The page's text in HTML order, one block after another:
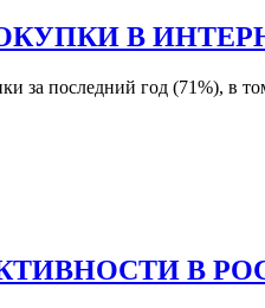
В
за последний год (71%), в
В